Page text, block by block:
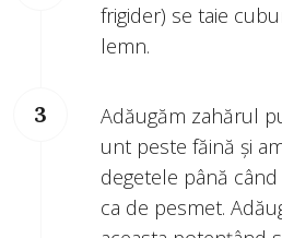
frigider) se taie
lemn.
Adăugăm zahărul
unt peste făină și
degetele până
ca de pesmet.